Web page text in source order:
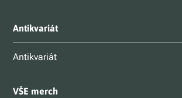
Antikvariát
Antikvariát
VŠE merch